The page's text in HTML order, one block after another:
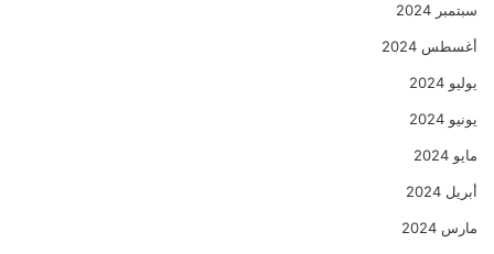
سبتمبر 2024
أغسطس 2024
يوليو 2024
يونيو 2024
مايو 2024
أبريل 2024
مارس 2024